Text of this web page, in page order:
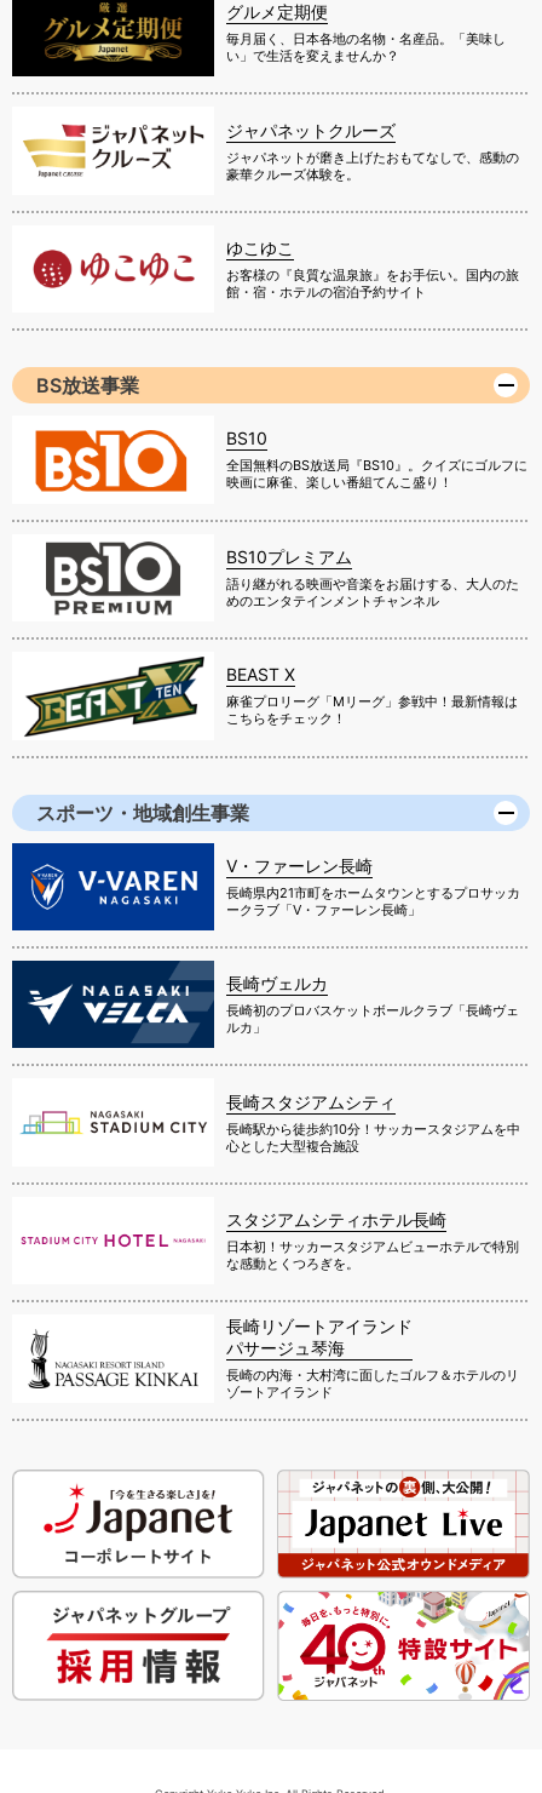
グルメ定期便
毎月届く、日本各地の名物・名産品。「美味し
い」で生活を変えませんか？
ジャパネットクルーズ
ジャパネットが磨き上げたおもてなしで、感動の
豪華クルーズ体験を。
ゆこゆこ
お客様の『良質な温泉旅』をお手伝い。国内の旅
館・宿・ホテルの宿泊予約サイト
BS放送事業
BS10
全国無料のBS放送局『BS10』。クイズにゴルフに
映画に麻雀、楽しい番組てんこ盛り！
BS10プレミアム
語り継がれる映画や音楽をお届けする、大人のた
めのエンタテインメントチャンネル
BEAST X
麻雀プロリーグ「Mリーグ」参戦中！最新情報は
こちらをチェック！
スポーツ・地域創生事業
V・ファーレン長崎
長崎県内21市町をホームタウンとするプロサッカ
ークラブ「V・ファーレン長崎」
長崎ヴェルカ
長崎初のプロバスケットボールクラブ「長崎ヴェ
ルカ」
長崎スタジアムシティ
長崎駅から徒歩約10分！サッカースタジアムを中
心とした大型複合施設
スタジアムシティホテル長崎
日本初！サッカースタジアムビューホテルで特別
な感動とくつろぎを。
長崎リゾートアイランド
パサージュ琴海
長崎の内海・大村湾に面したゴルフ＆ホテルのリ
ゾートアイランド